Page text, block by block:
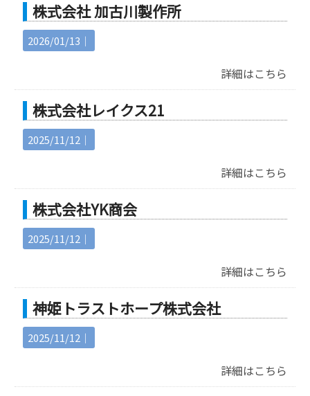
株式会社 加古川製作所
2026/01/13｜
詳細はこちら
株式会社レイクス21
2025/11/12｜
詳細はこちら
株式会社YK商会
2025/11/12｜
詳細はこちら
神姫トラストホープ株式会社
2025/11/12｜
詳細はこちら